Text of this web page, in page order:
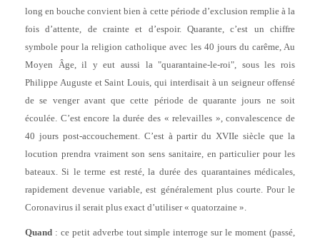
long en bouche convient bien à cette période d’exclusion remplie à la
fois d’attente, de crainte et d’espoir. Quarante, c’est un chiffre
symbole pour la religion catholique avec les 40 jours du carême, Au
Moyen Âge, il y eut aussi la "quarantaine-le-roi", sous les rois
Philippe Auguste et Saint Louis, qui interdisait à un seigneur offensé
de se venger avant que cette période de quarante jours ne soit
écoulée. C’est encore la durée des « relevailles », convalescence de
40 jours post-accouchement. C’est à partir du XVIIe siècle que la
locution prendra vraiment son sens sanitaire, en particulier pour les
bateaux. Si le terme est resté, la durée des quarantaines médicales,
rapidement devenue variable, est généralement plus courte. Pour le
Coronavirus il serait plus exact d’utiliser « quatorzaine ».
Quand : ce petit adverbe tout simple interroge sur le moment (passé,